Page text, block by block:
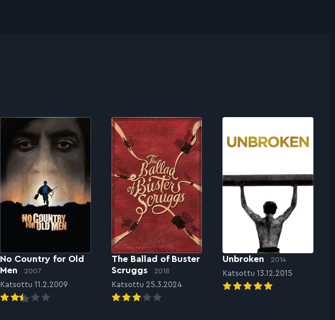
No Country for Old
Men
2007
Katsottu 11.2.2009
The Ballad of Buster
Scruggs
2018
Katsottu 25.3.2024
Unbroken 2014
Katsottu 13.12.2015